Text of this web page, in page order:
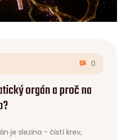
0
orgán a proč na
je slezina - čistí krev,